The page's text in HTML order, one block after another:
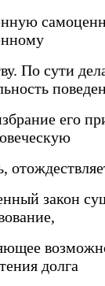
По сути
его
закон
долга